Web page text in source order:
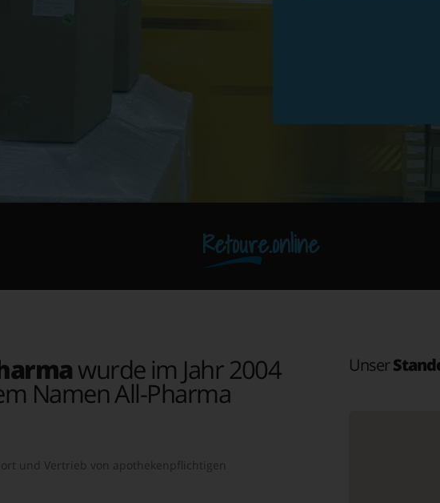
Retoure.online
wurde im Jahr 2004
Namen All-Pharma
und Vertrieb von apothekenpflichtigen
Unser